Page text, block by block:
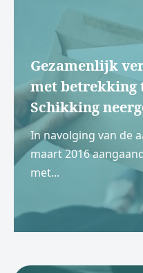
Gezamenlijk
met betrekking
Schikking
In navolging van de
maart 2016
met...